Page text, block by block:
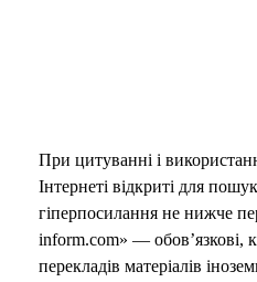
При цитуванні і
Інтернеті відкриті для
гіперпосилання не нижче
inform.com» — обов’язкові,
перекладів матеріалів